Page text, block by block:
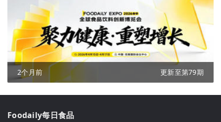
2个月前 更新至第79期
Foodaily每日食品